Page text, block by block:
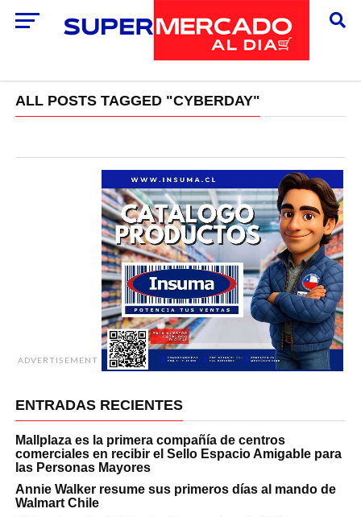
ALL POSTS TAGGED "CYBERDAY"
ADVERTISEMENT
ENTRADAS RECIENTES
Mallplaza es la primera compañía de centros
comerciales en recibir el Sello Espacio Amigable para
las Personas Mayores
Annie Walker resume sus primeros días al mando de
Walmart Chile